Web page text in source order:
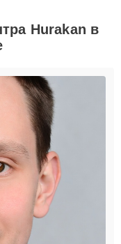
Hurakan в